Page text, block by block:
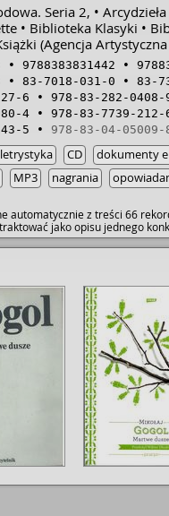
Seria 2,
Biblioteka Klasyki
(Agencja Artystyczna
9788383831442
83-7018-031-0
83-
6
978-83-282-0408-
4
978-83-7739-212-
5
978-83-04-05009-
CD
dokumenty
MP3 nagrania
automatycznie z treści 66
jako opisu jednego